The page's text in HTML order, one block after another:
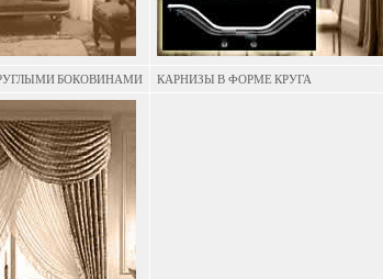
БОКОВИНАМИ КАРНИЗЫ В ФОРМЕ КРУГА